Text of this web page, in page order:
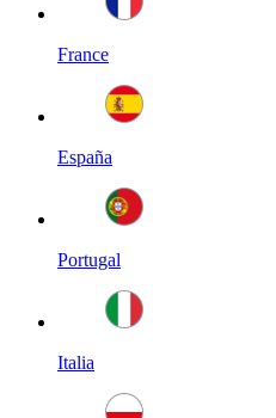
France
España
Portugal
Italia